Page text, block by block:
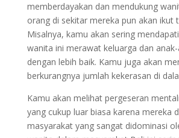
memberdayakan dan mendukung
orang di sekitar mereka pun akan ikut
Misalnya, kamu akan sering
wanita ini merawat keluarga dan
dengan lebih baik. Kamu juga akan
berkurangnya jumlah kekerasan di
Kamu akan melihat pergeseran
yang cukup luar biasa karena mereka
masyarakat yang sangat didominasi